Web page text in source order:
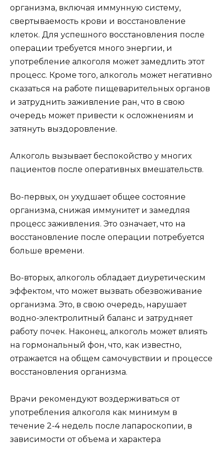
организма, включая иммунную систему,
свертываемость крови и восстановление
клеток. Для успешного восстановления после
операции требуется много энергии, и
употребление алкоголя может замедлить этот
процесс. Кроме того, алкоголь может негативно
сказаться на работе пищеварительных органов
и затруднить заживление ран, что в свою
очередь может привести к осложнениям и
затянуть выздоровление.
Алкоголь вызывает беспокойство у многих
пациентов после оперативных вмешательств.
Во-первых, он ухудшает общее состояние
организма, снижая иммунитет и замедляя
процесс заживления. Это означает, что на
восстановление после операции потребуется
больше времени.
Во-вторых, алкоголь обладает диуретическим
эффектом, что может вызвать обезвоживание
организма. Это, в свою очередь, нарушает
водно-электролитный баланс и затрудняет
работу почек. Наконец, алкоголь может влиять
на гормональный фон, что, как известно,
отражается на общем самочувствии и процессе
восстановления организма.
Врачи рекомендуют воздерживаться от
употребления алкоголя как минимум в
течение 2-4 недель после лапароскопии, в
зависимости от объема и характера